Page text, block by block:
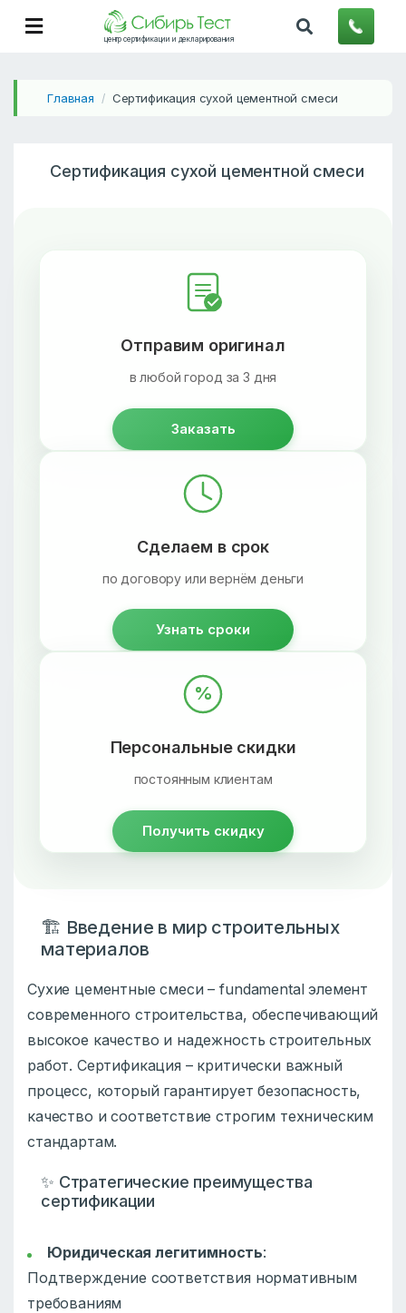
центр сертификации и декларирования
Главная / Сертификация сухой цементной смеси
Сертификация сухой цементной смеси
Отправим оригинал
в любой город за 3 дня
Заказать
Сделаем в срок
по договору или вернём деньги
Узнать сроки
%
Персональные скидки
постоянным клиентам
Получить скидку
🏗️ Введение в мир строительных
материалов
Сухие цементные смеси – fundamental элемент
современного строительства, обеспечивающий
высокое качество и надежность строительных
работ. Сертификация – критически важный
процесс, который гарантирует безопасность,
качество и соответствие строгим техническим
стандартам.
✨ Стратегические преимущества
сертификации
Юридическая легитимность:
Подтверждение соответствия нормативным
требованиям